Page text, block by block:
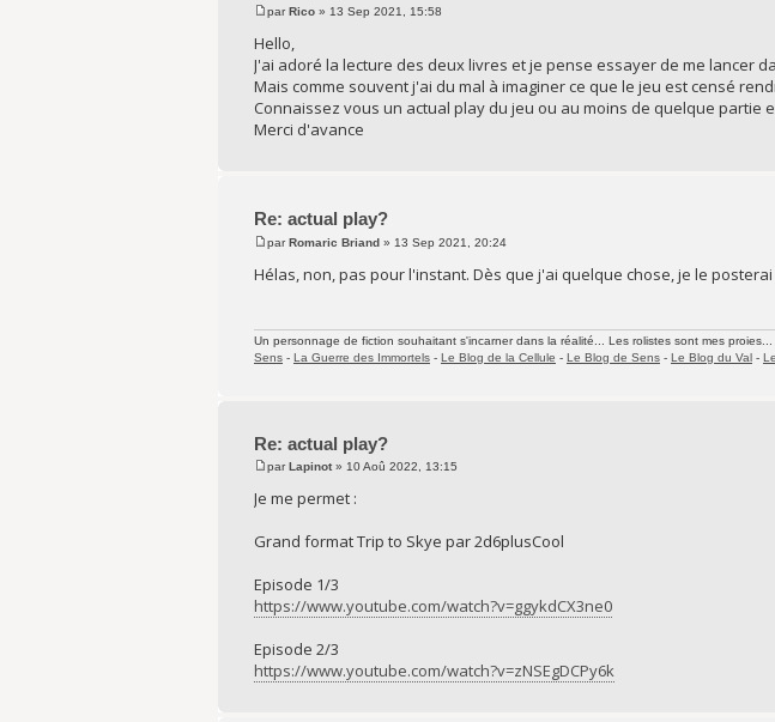
parRico » 13 Sep 2021, 15:58
Hello,
J'ai adoré la lecture des deux livres et je pense essayer de me lancer
Mais comme souvent j'ai du mal à imaginer ce que le jeu est censé
Connaissez vous un actual play du jeu ou au moins de quelque partie
Merci d'avance
Re: actual play?
parRomaric Briand » 13 Sep 2021, 20:24
Hélas, non, pas pour l'instant. Dès que j'ai quelque chose, je le posterai
Un personnage de fiction souhaitant s'incarner dans la réalité... Les rolistes sont mes proies...
Sens - La Guerre des Immortels - Le Blog de la Cellule - Le Blog de Sens - Le Blog du Val -
Re: actual play?
parLapinot » 10 Aoû 2022, 13:15
Je me permet :
Grand format Trip to Skye par 2d6plusCool
Episode 1/3
https://www.youtube.com/watch?v=ggykdCX3ne0
Episode 2/3
https://www.youtube.com/watch?v=zNSEgDCPy6k